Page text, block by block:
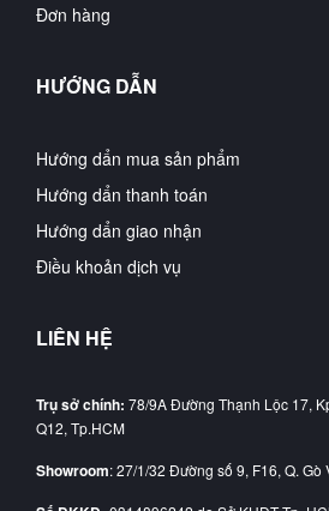
Đơn hàng
HƯỚNG DẪN
Hướng dẩn mua sản phẩm
Hướng dẩn thanh toán
Hướng dẩn giao nhận
Điều khoản dịch vụ
LIÊN HỆ
Trụ sở chính: 78/9A Đường Thạnh Lộc 17,
Q12, Tp.HCM
Showroom: 27/1/32 Đường số 9, F16, Q. Gò